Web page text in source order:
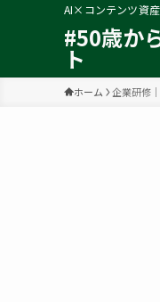
AI×コンテンツ資
#50歳か
ト
ホーム 企業研修